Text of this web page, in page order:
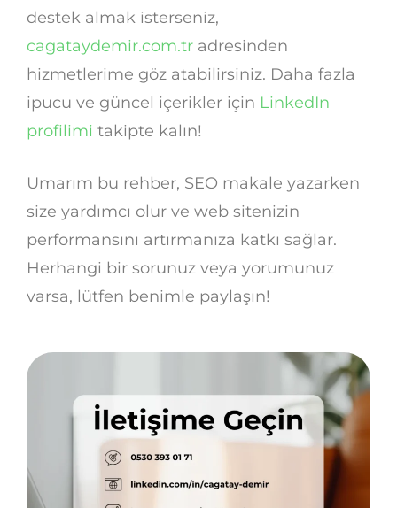
destek almak isterseniz,
cagataydemir.com.tr adresinden
hizmetlerime göz atabilirsiniz. Daha fazla
ipucu ve güncel içerikler için LinkedIn
profilimi takipte kalın!
Umarım bu rehber, SEO makale yazarken
size yardımcı olur ve web sitenizin
performansını artırmanıza katkı sağlar.
Herhangi bir sorunuz veya yorumunuz
varsa, lütfen benimle paylaşın!